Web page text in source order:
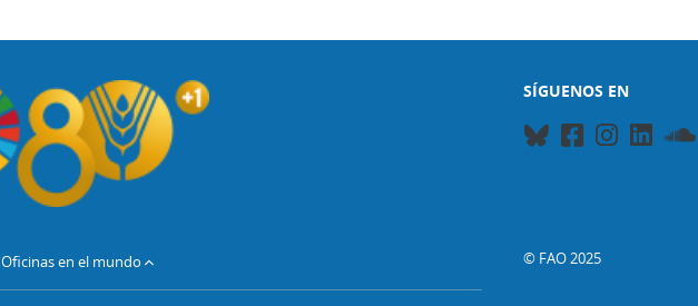
SÍGUENOS EN
Oficinas en el mundo © FAO 2025